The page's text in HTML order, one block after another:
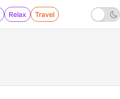
Relax Travel